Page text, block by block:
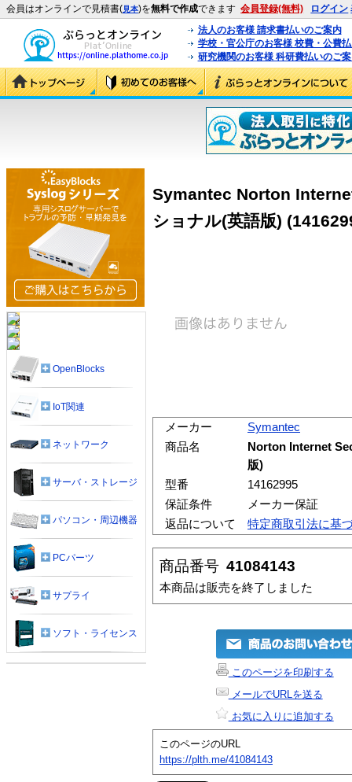
会員はオンラインで見積書(見本)を無料で作成できます 会員登録(無料) ログイン
法人のお客様 請求書払いのご案内
学校・官公庁のお客様 校費・公費
研究機関のお客様 科研費払いのご
Symantec Norton
ショナル(英語版)
メーカー
Symantec
商品名
Norton Internet
版)
型番
14162995
保証条件
メーカー保証
返品について
特定商取引法に基
商品番号 41084143
本商品は販売を終了しました
このページを印刷する
メールでURLを送る
お気に入りに追加する
このページのURL
https://plth.me/41084143
OpenBlocks
IoT関連
ネットワーク
サーバ・ストレージ
パソコン・周辺機器
PCパーツ
サプライ
ソフト・ライセンス